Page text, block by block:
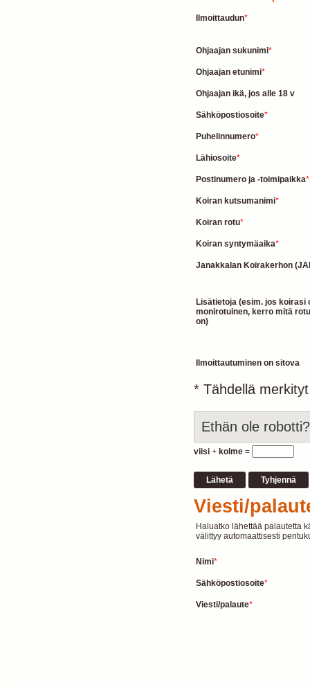
Ilmoittaudun*
Ohjaajan sukunimi*
Ohjaajan etunimi*
Ohjaajan ikä, jos alle 18 v
Sähköpostiosoite*
Puhelinnumero*
Lähiosoite*
Postinumero ja -toimipaikka*
Koiran kutsumanimi*
Koiran rotu*
Koiran syntymäaika*
Janakkalan Koirakerhon
Lisätietoja (esim. jos koirasi
monirotuinen, kerro mitä
on)
Ilmoittautuminen on sitova
* Tähdellä
Ethän ole
viisi + kolme =
Viesti/
Haluatko lähettää palautetta
välittyy automaattisesti
Nimi*
Sähköpostiosoite*
Viesti/palaute*